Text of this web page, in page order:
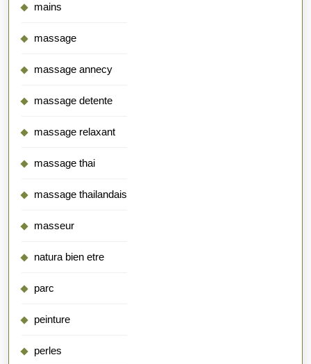
mains
massage
massage annecy
massage detente
massage relaxant
massage thai
massage thailandais
masseur
natura bien etre
parc
peinture
perles